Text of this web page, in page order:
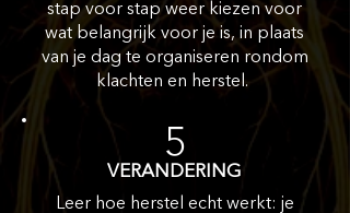
stap voor stap weer kiezen voor
wat belangrijk voor je is, in plaats
van je dag te organiseren rondom
klachten en herstel.
VERANDERING
5
Leer hoe herstel echt werkt: je